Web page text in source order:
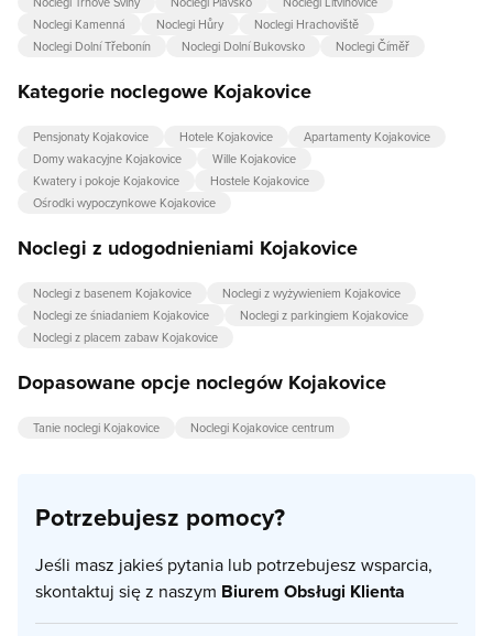
Noclegi Kamenná
Noclegi Hůry
Noclegi Hrachoviště
Noclegi Dolní Třebonín
Noclegi Dolní Bukovsko Noclegi Číměř
Kategorie noclegowe Kojakovice
Pensjonaty Kojakovice Hotele Kojakovice
Apartamenty Kojakovice
Domy wakacyjne Kojakovice
Wille Kojakovice
Kwatery i pokoje Kojakovice
Hostele Kojakovice
Ośrodki wypoczynkowe Kojakovice
Noclegi z udogodnieniami Kojakovice
Noclegi z basenem Kojakovice
Noclegi z wyżywieniem Kojakovice
Noclegi ze śniadaniem Kojakovice
Noclegi z parkingiem Kojakovice
Noclegi z placem zabaw Kojakovice
Dopasowane opcje noclegów Kojakovice
Tanie noclegi Kojakovice Noclegi Kojakovice centrum
Potrzebujesz pomocy?
Jeśli masz jakieś pytania lub potrzebujesz wsparcia,
skontaktuj się z naszym Biurem Obsługi Klienta